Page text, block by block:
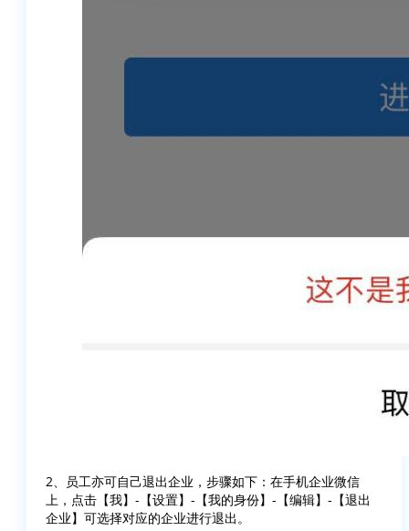
2、员工亦可自己退出企业，步骤如下：在手机企业微信
上，点击【我】-【设置】-【我的身份】-【编辑】-【退出
企业】可选择对应的企业进行退出。